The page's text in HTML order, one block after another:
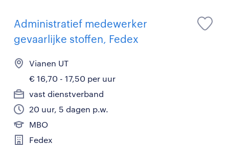
Administratief medewerker
gevaarlijke stoffen, Fedex
Vianen UT
€ 16,70 - 17,50 per uur
vast dienstverband
20 uur, 5 dagen p.w.
MBO
Fedex